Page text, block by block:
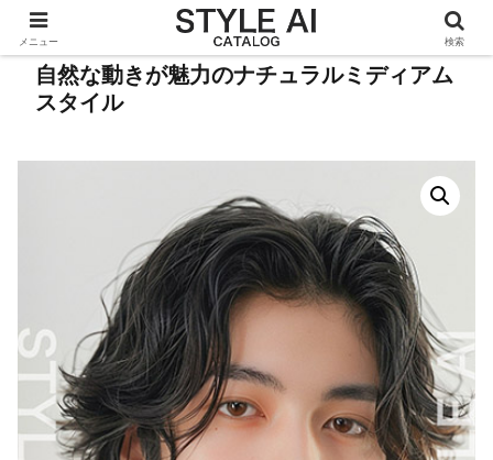
自然な動きが魅力のナチュラルミディアム
スタイル
メニュー 検索